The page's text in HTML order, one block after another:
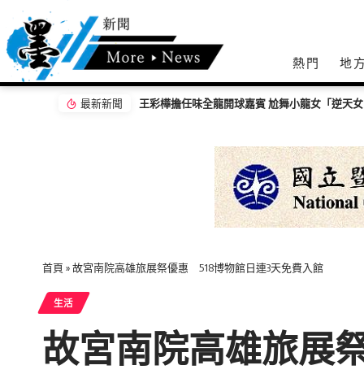
熱門 地
最新新聞 【百工達人】 從音樂教育到生命陪伴 黛玉老
首頁 »故宮南院高雄旅展祭優惠 518博物館日連3天免費入館
生活
故宮南院高雄旅展